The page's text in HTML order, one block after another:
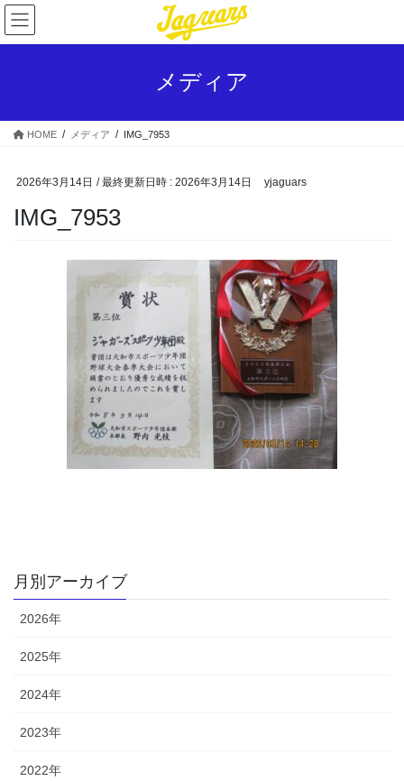
コ
ン
テ
ス
ナ
ビ
ゲ
ン
メディア
HOME メディア IMG_7953
2026年3月14日 / 最終更新日時 : 2026年3月14日 yjaguars
IMG_7953
月別アーカイブ
2026年
2025年
2024年
2023年
2022年